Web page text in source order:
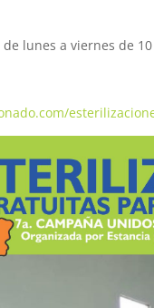
lunes a viernes de